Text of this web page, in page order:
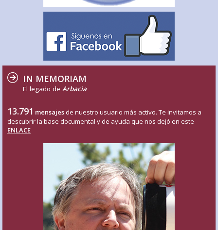
IN MEMORIAM
El legado de Arbacia
13.791 mensajes de nuestro usuario más activo. Te invitamos a
descubrir la base documental y de ayuda que nos dejó en este
ENLACE